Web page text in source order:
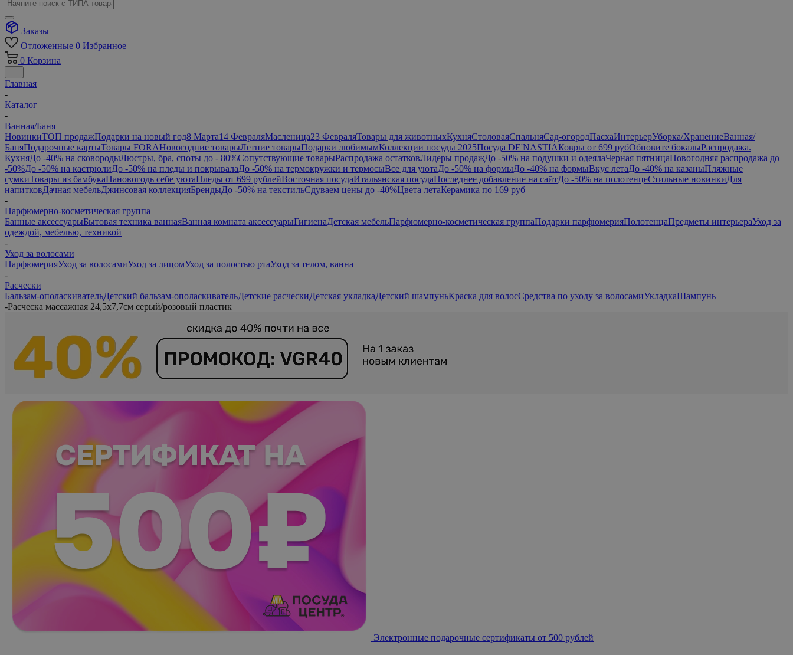
Заказы
Отложенные 0 Избранное
0 Корзина
Главная
-
Каталог
-
Ванная/Баня
НовинкиТОП продажПодарки на новый год8 Марта14 ФевраляМасленица23 ФевраляТовары для животныхКухняСтоловаяСпальняСад-огородПасхаИнтерьерУборка/ХранениеВанная/
БаняПодарочные картыТовары FORAНовогодние товарыЛетние товарыПодарки любимымКоллекции посуды 2025Посуда DE'NASTIAКовры от 699 рубОбновите бокалыРаспродажа.
КухняДо -40% на сковородыЛюстры, бра, споты до - 80%Сопутствующие товарыРаспродажа остатковЛидеры продажДо -50% на подушки и одеялаЧерная пятницаНовогодняя распродажа до
-50%До -50% на кастрюлиДо -50% на пледы и покрывалаДо -50% на термокружки и термосыВсе для уютаДо -50% на формыДо -40% на формыВкус летаДо -40% на казаныПляжные
сумкиТовары из бамбукаНановогодь себе уютаПледы от 699 рублейВосточная посудаИтальянская посудаПоследнее добавление на сайтДо -50% на полотенцеСтильные новинкиДля
напитковДачная мебельДжинсовая коллекцияБрендыДо -50% на текстильСдуваем цены до -40%Цвета летаКерамика по 169 руб
-
Парфюмерно-косметическая группа
Банные аксессуарыБытовая техника ваннаяВанная комната аксессуарыГигиенаДетская мебельПарфюмерно-косметическая группаПодарки парфюмерияПолотенцаПредметы интерьераУход за
одеждой, мебелью, техникой
-
Уход за волосами
ПарфюмерияУход за волосамиУход за лицомУход за полостью ртаУход за телом, ванна
-
Расчески
Бальзам-ополаскивательДетский бальзам-ополаскивательДетские расческиДетская укладкаДетский шампуньКраска для волосСредства по уходу за волосамиУкладкаШампунь
-Расческа массажная 24,5х7,7см серый/розовый пластик
Электронные подарочные сертификаты от 500 рублей